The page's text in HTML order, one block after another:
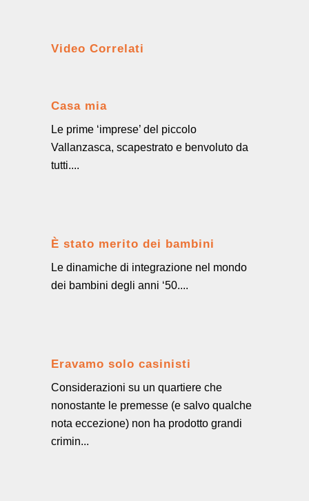
Video Correlati
Casa mia
Le prime ‘imprese’ del piccolo
Vallanzasca, scapestrato e benvoluto da
tutti....
È stato merito dei bambini
Le dinamiche di integrazione nel mondo
dei bambini degli anni ‘50....
Eravamo solo casinisti
Considerazioni su un quartiere che
nonostante le premesse (e salvo qualche
nota eccezione) non ha prodotto grandi
crimin...